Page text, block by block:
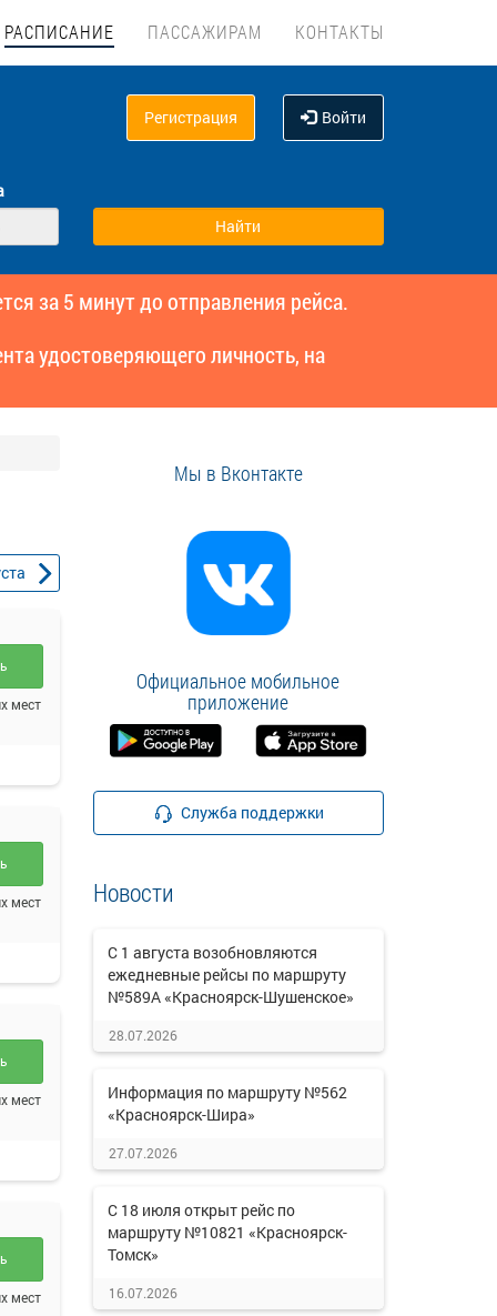
РАСПИСАНИЕ ПАССАЖИРАМ КОНТАКТЫ
Регистрация Войти
за 5 минут до отправления рейса.
удостоверяющего личность, на
мест
мест
мест
мест
Мы в Вконтакте
Официальное мобильное
приложение
Служба поддержки
Новости
С 1 августа возобновляются
ежедневные рейсы по маршруту
№589А «Красноярск-Шушенское»
28.07.2026
Информация по маршруту №562
«Красноярск-Шира»
27.07.2026
С 18 июля открыт рейс по
маршруту №10821 «Красноярск-
Томск»
16.07.2026